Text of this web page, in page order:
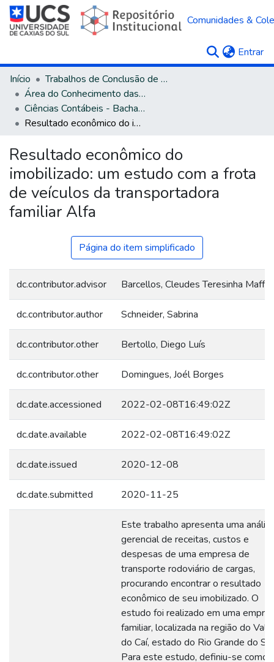
Comunidades &
Entrar
Início
Trabalhos de Conclusão de Curso
Área do Conhecimento das Ciências Sociais Aplicadas
Ciências Contábeis - Bacharelado
Resultado econômico do imobilizado: um estudo com a frota de veículos da transportadora familiar Alfa
Resultado econômico do
imobilizado: um estudo com a frota
de veículos da transportadora
familiar Alfa
Página do item simplificado
dc.contributor.advisor Barcellos, Cleudes Teresinha Maffei
dc.contributor.author Schneider, Sabrina
dc.contributor.other Bertollo, Diego Luís
dc.contributor.other Domingues, Joél Borges
dc.date.accessioned 2022-02-08T16:49:02Z
dc.date.available 2022-02-08T16:49:02Z
dc.date.issued 2020-12-08
dc.date.submitted 2020-11-25
Este trabalho apresenta uma
gerencial de receitas, custos e
despesas de uma empresa de
transporte rodoviário de cargas,
procurando encontrar o resultado
econômico de seu imobilizado. O
estudo foi realizado em uma
familiar, localizada na região do Vale
do Caí, estado do Rio Grande do
Para este estudo, definiu-se como